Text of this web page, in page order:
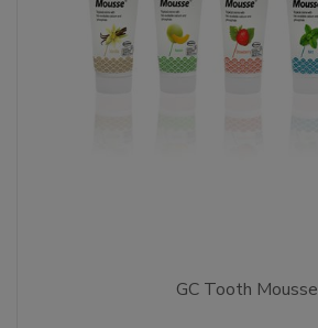
GC Tooth Mousse